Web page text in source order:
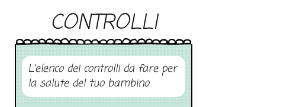
CONTROLLI
L’elenco dei controlli da fare per
la salute del tuo bambino